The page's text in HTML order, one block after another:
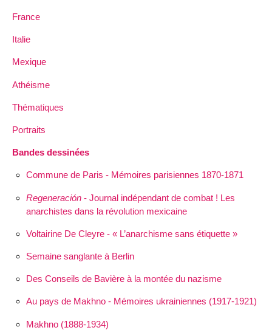
France
Italie
Mexique
Athéisme
Thématiques
Portraits
Bandes dessinées
Commune de Paris - Mémoires parisiennes 1870-1871
Regeneración- Journal indépendant de combat ! Les
anarchistes dans la révolution mexicaine
Voltairine De Cleyre - « L’anarchisme sans étiquette »
Semaine sanglante à Berlin
Des Conseils de Bavière à la montée du nazisme
Au pays de Makhno - Mémoires ukrainiennes (1917-1921)
Makhno (1888-1934)